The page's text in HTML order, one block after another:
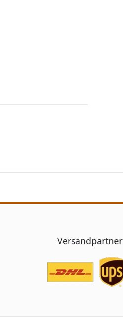
Versandpartner